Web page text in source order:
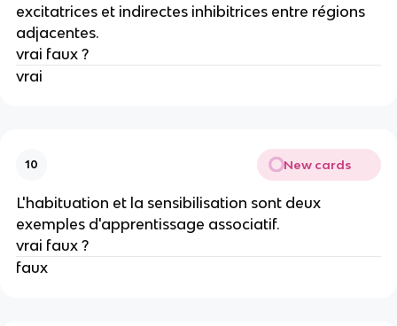
excitatrices et indirectes inhibitrices entre régions
adjacentes.
vrai faux ?
vrai
10 New cards
L'habituation et la sensibilisation sont deux
exemples d'apprentissage associatif.
vrai faux ?
faux